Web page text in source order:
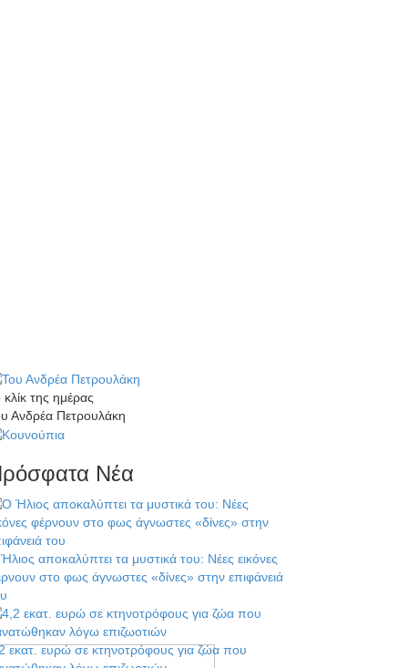
κλίκ της ημέρας
Ανδρέα Πετρουλάκη
Νέα
αποκαλύπτει τα μυστικά του: Νέες εικόνες
στο φως άγνωστες «δίνες» στην επιφάνειά
εκατ. ευρώ σε κτηνοτρόφους για ζώα που